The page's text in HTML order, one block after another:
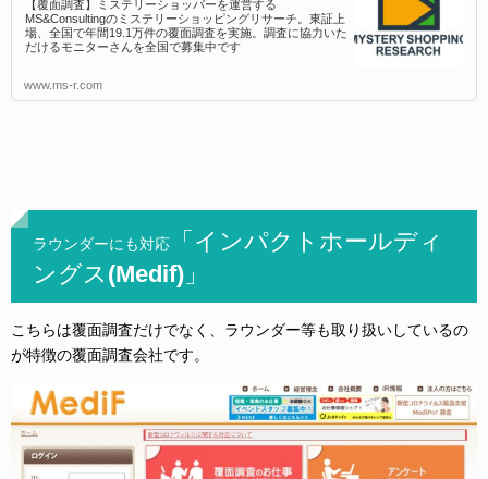
【覆面調査】ミステリーショッパーを運営する
MS&Consultingのミステリーショッピングリサーチ。東証上
場、全国で年間19.1万件の覆面調査を実施。調査に協力いた
だけるモニターさんを全国で募集中です
www.ms-r.com
ラウンダーにも対応
「インパクトホールディ
ングス(Medif)」
こちらは覆面調査だけでなく、ラウンダー等も取り扱いしているの
が特徴の覆面調査会社です。